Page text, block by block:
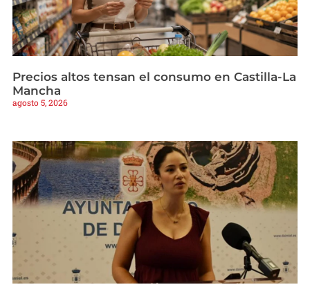
Precios altos tensan el consumo en Castilla-La
Mancha
agosto 5, 2026